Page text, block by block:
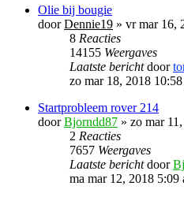
Olie bij bougie
doorDennie19 » vr mar 16,
8 Reacties
14155 Weergaves
Laatste berichtdoor
zo mar 18, 2018
Startprobleem rover 214
doorBjorndd87 » zo mar
2 Reacties
7657 Weergaves
Laatste berichtdoor
ma mar 12, 2018 5:09